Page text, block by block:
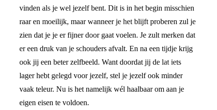
vinden als je wel jezelf bent. Dit is in het begin misschien
raar en moeilijk, maar wanneer je het blijft proberen zul je
zien dat je je er fijner door gaat voelen. Je zult merken dat
er een druk van je schouders afvalt. En na een tijdje krijg
ook jij een beter zelfbeeld. Want doordat jij de lat iets
lager hebt gelegd voor jezelf, stel je jezelf ook minder
vaak teleur. Nu is het namelijk wél haalbaar om aan je
eigen eisen te voldoen.